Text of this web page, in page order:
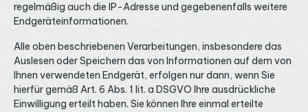
regelmäßig auch die IP-Adresse und gegebenenfalls weitere
Endgeräteinformationen.
Alle oben beschriebenen Verarbeitungen, insbesondere das
Auslesen oder Speichern das von Informationen auf dem von
Ihnen verwendeten Endgerät, erfolgen nur dann, wenn Sie
hierfür gemäß Art. 6 Abs. 1 lit. a DSGVO Ihre ausdrückliche
Einwilligung erteilt haben. Sie können Ihre einmal erteilte